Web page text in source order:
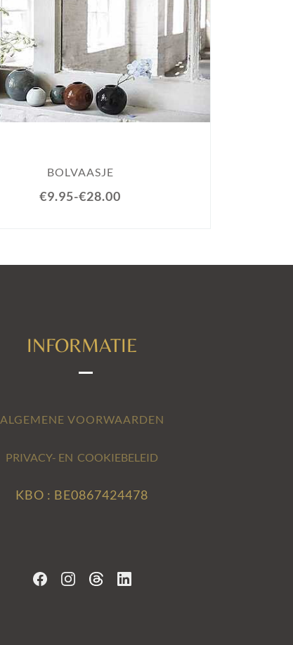
BOLVAASJE
€9.95-€28.00
INFORMATIE
ALGEMENE VOORWAARDEN
PRIVACY- EN COOKIEBELEID
KBO : BE0867424478